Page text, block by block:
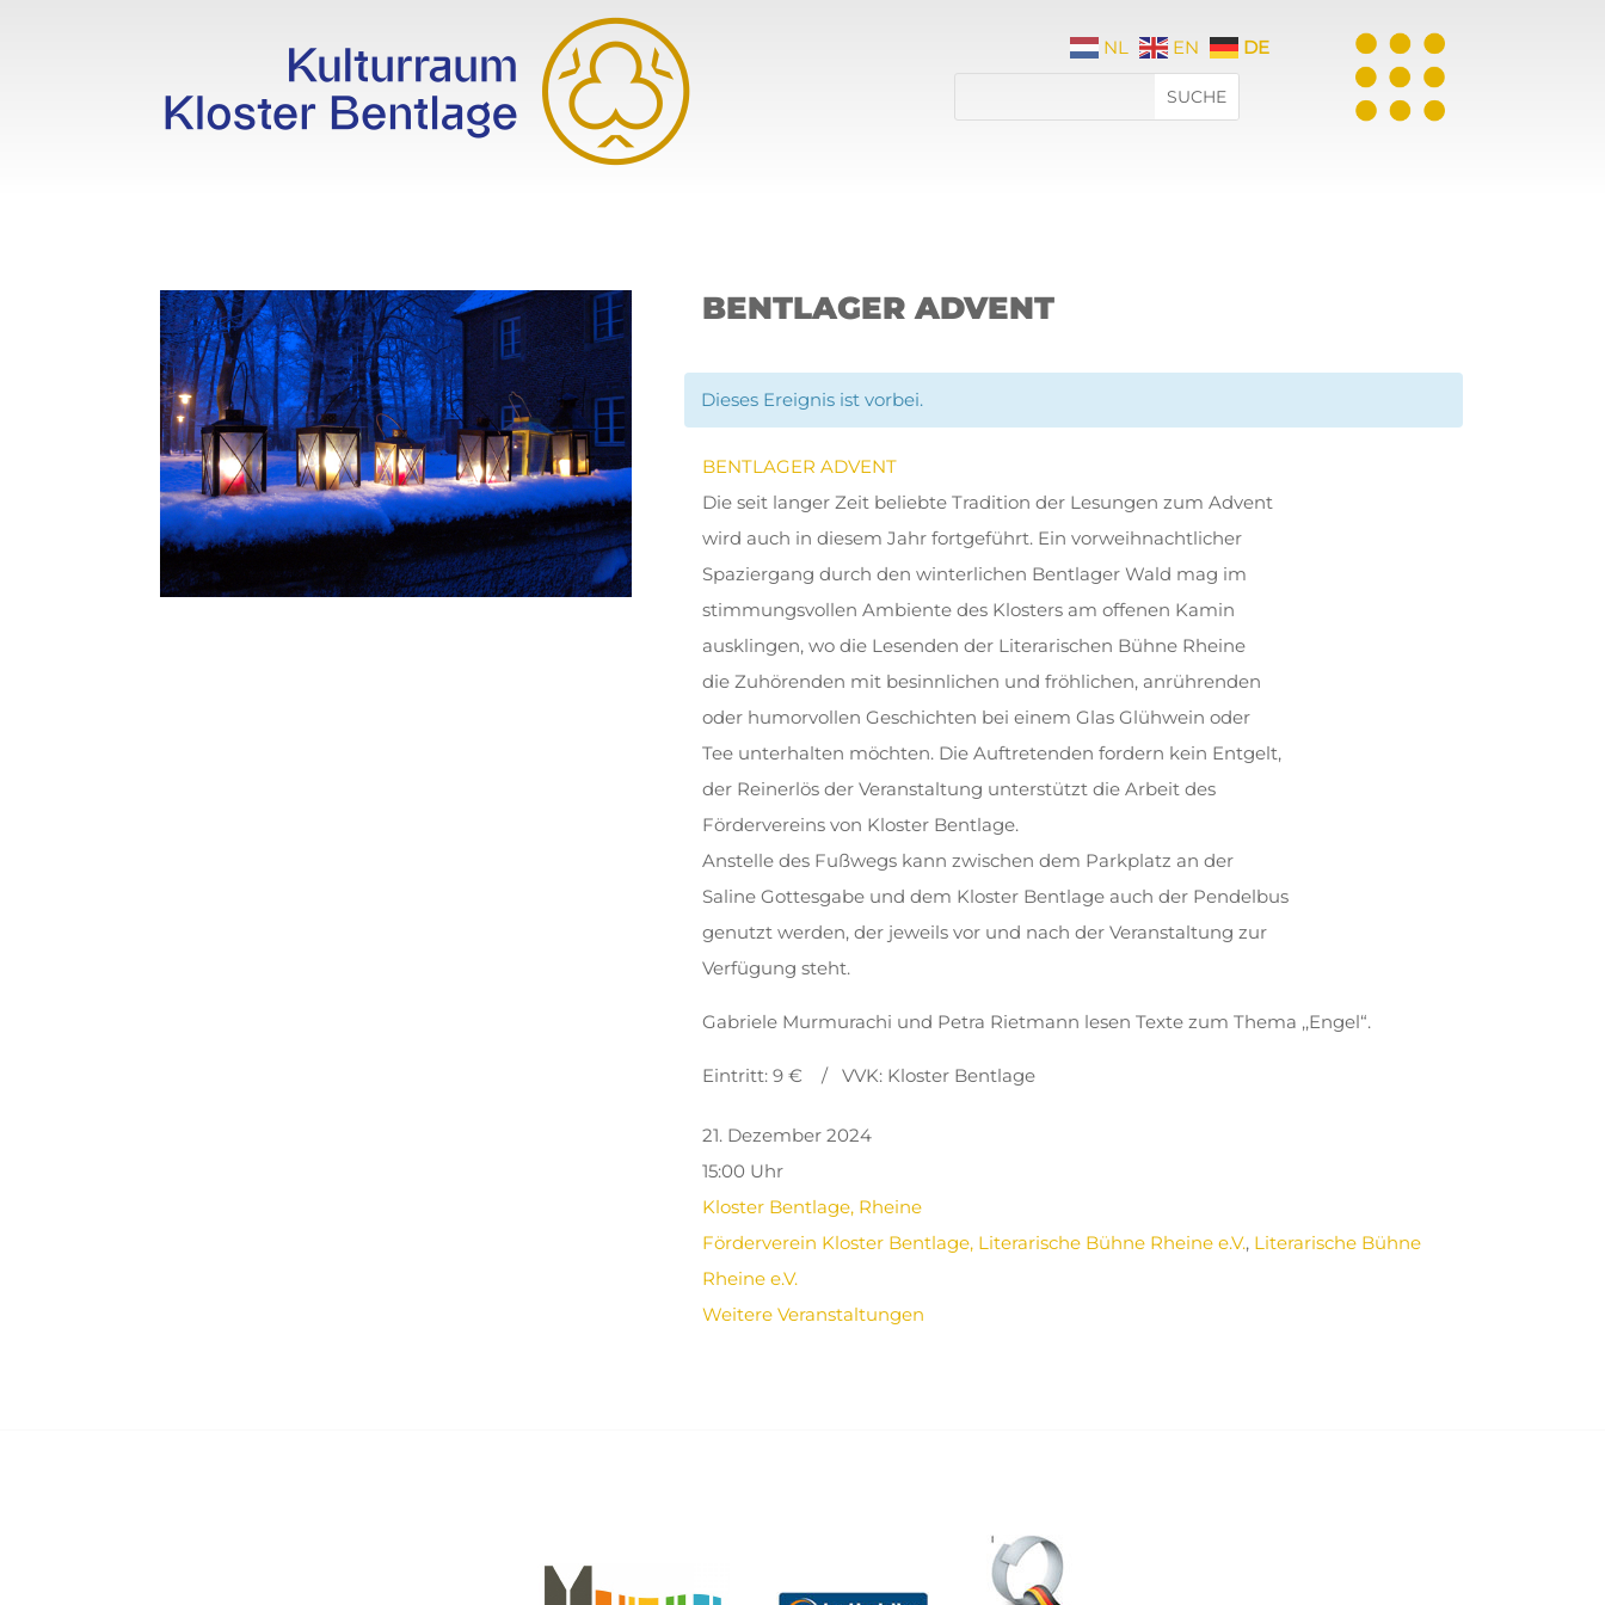
NL EN DE
BENTLAGER ADVENT
Dieses Ereignis ist vorbei.
BENTLAGER ADVENT
Die seit langer Zeit beliebte Tradition der Lesungen zum Advent
wird auch in diesem Jahr fortgeführt. Ein vorweihnachtlicher
Spaziergang durch den winterlichen Bentlager Wald mag im
stimmungsvollen Ambiente des Klosters am offenen Kamin
ausklingen, wo die Lesenden der Literarischen Bühne Rheine
die Zuhörenden mit besinnlichen und fröhlichen, anrührenden
oder humorvollen Geschichten bei einem Glas Glühwein oder
Tee unterhalten möchten. Die Auftretenden fordern kein Entgelt,
der Reinerlös der Veranstaltung unterstützt die Arbeit des
Fördervereins von Kloster Bentlage.
Anstelle des Fußwegs kann zwischen dem Parkplatz an der
Saline Gottesgabe und dem Kloster Bentlage auch der Pendelbus
genutzt werden, der jeweils vor und nach der Veranstaltung zur
Verfügung steht.
Gabriele Murmurachi und Petra Rietmann lesen Texte zum Thema ,,Engel“.
Eintritt: 9 € / VVK: Kloster Bentlage
21. Dezember 2024
15:00 Uhr
Kloster Bentlage, Rheine
Förderverein Kloster Bentlage, Literarische Bühne Rheine e.V., Literarische Bühne
Rheine e.V.
Weitere Veranstaltungen